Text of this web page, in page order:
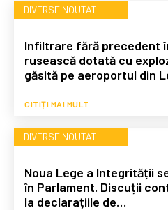
DIVERSE NOUTATI
Infiltrare fără precedent
rusească dotată cu
găsită pe aeroportul din
CITIȚI MAI MULT
DIVERSE NOUTATI
Noua Lege a Integrității
în Parlament. Discuții
la declarațiile de…